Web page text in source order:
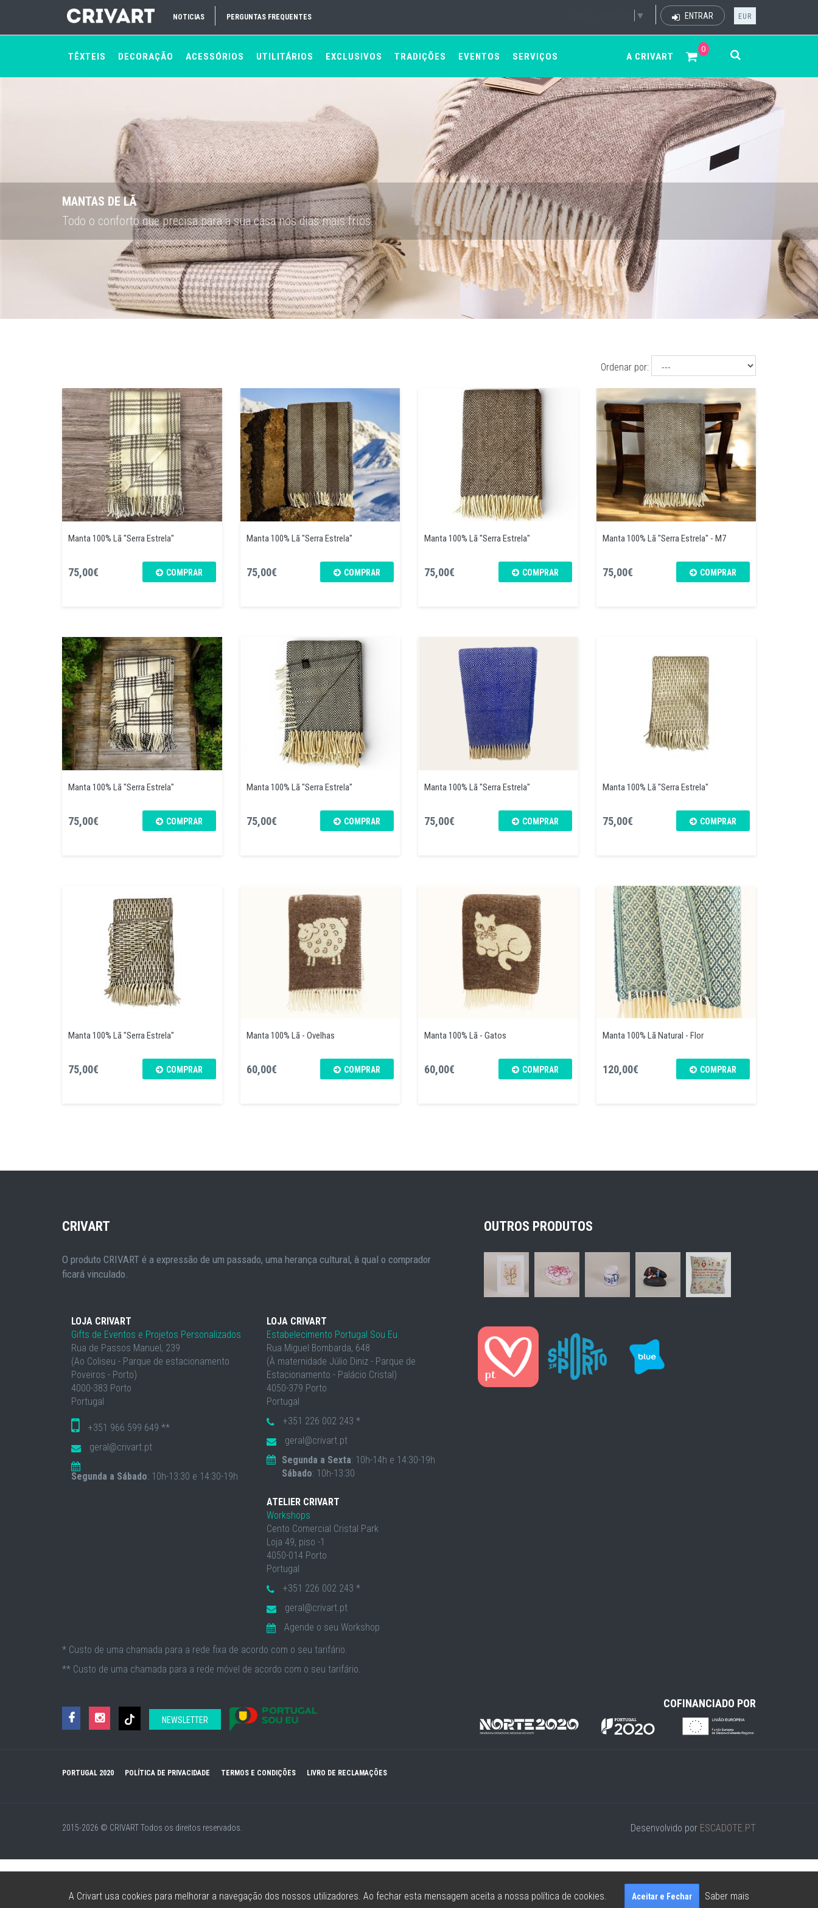
NOTICIAS PERGUNTAS FREQUENTES ▼ ENTRAR EUR
TÊXTEIS DECORAÇÃO ACESSÓRIOS UTILITÁRIOS EXCLUSIVOS TRADIÇÕES EVENTOS SERVIÇOS
0
A CRIVART
MANTAS DE LÃ
Todo o conforto que precisa para a sua casa nos dias mais frios.
Ordenar por:
Manta 100% Lã "Serra Estrela"
75,00€ COMPRAR
Manta 100% Lã "Serra Estrela"
75,00€ COMPRAR
Manta 100% Lã "Serra Estrela"
75,00€ COMPRAR
Manta 100% Lã "Serra Estrela" - M7
75,00€ COMPRAR
Manta 100% Lã "Serra Estrela"
75,00€ COMPRAR
Manta 100% Lã "Serra Estrela"
75,00€ COMPRAR
Manta 100% Lã "Serra Estrela"
75,00€ COMPRAR
Manta 100% Lã "Serra Estrela"
75,00€ COMPRAR
Manta 100% Lã "Serra Estrela"
75,00€ COMPRAR
Manta 100% Lã - Ovelhas
60,00€ COMPRAR
Manta 100% Lã - Gatos
60,00€ COMPRAR
Manta 100% Lã Natural - Flor
120,00€ COMPRAR
CRIVART
O produto CRIVART é a expressão de um passado, uma herança cultural, à qual o comprador
ficará vinculado.
LOJA CRIVART
Gifts de Eventos e Projetos Personalizados
Rua de Passos Manuel, 239
(Ao Coliseu - Parque de estacionamento
Poveiros - Porto)
4000-383 Porto
Portugal
+351 966 599 649 **
geral@crivart.pt
Segunda a Sábado: 10h-13:30 e 14:30-19h
LOJA CRIVART
Estabelecimento Portugal Sou Eu
Rua Miguel Bombarda, 648
(À maternidade Júlio Diniz - Parque de
Estacionamento - Palácio Cristal)
4050-379 Porto
Portugal
+351 226 002 243 *
geral@crivart.pt
Segunda a Sexta: 10h-14h e 14:30-19h
Sábado: 10h-13:30
ATELIER CRIVART
Workshops
Cento Comercial Cristal Park
Loja 49, piso -1
4050-014 Porto
Portugal
+351 226 002 243 *
geral@crivart.pt
Agende o seu Workshop
OUTROS PRODUTOS
* Custo de uma chamada para a rede fixa de acordo com o seu tarifário.
** Custo de uma chamada para a rede móvel de acordo com o seu tarifário.
NEWSLETTER
COFINANCIADO POR
PORTUGAL 2020 POLÍTICA DE PRIVACIDADE TERMOS E CONDIÇÕES LIVRO DE RECLAMAÇÕES
2015-2026 © CRIVARTTodos os direitos reservados. Desenvolvido por ESCADOTE.PT
A Crivart usa cookies para melhorar a navegação dos nossos utilizadores. Ao fechar esta mensagem aceita a nossa política de cookies. Aceitar e Fechar Saber mais